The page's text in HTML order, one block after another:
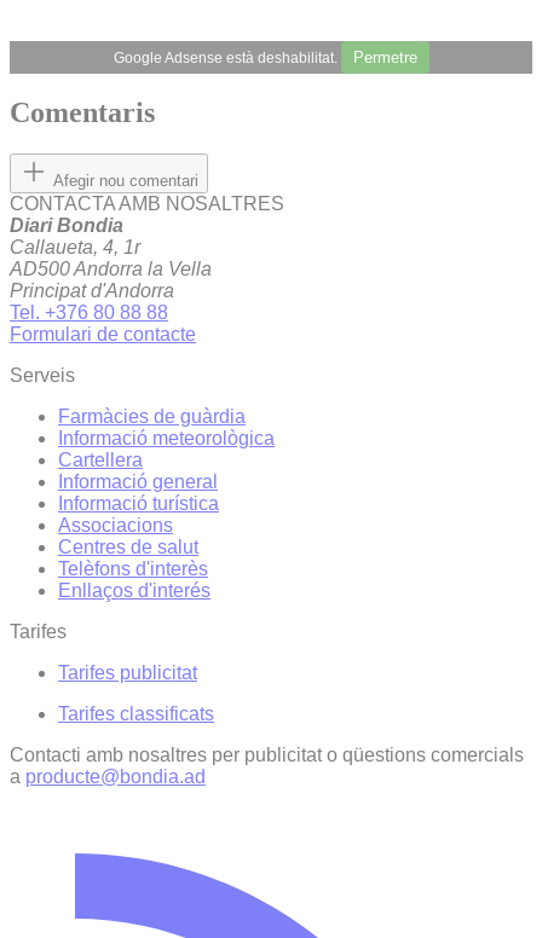
Google Adsense està deshabilitat. Permetre
Comentaris
Afegir nou comentari
CONTACTA AMB NOSALTRES
Diari Bondia
Callaueta, 4, 1r
AD500 Andorra la Vella
Principat d'Andorra
Tel. +376 80 88 88
Formulari de contacte
Serveis
Farmàcies de guàrdia
Informació meteorològica
Cartellera
Informació general
Informació turística
Associacions
Centres de salut
Telèfons d'interès
Enllaços d'interés
Tarifes
Tarifes publicitat
Tarifes classificats
Contacti amb nosaltres per publicitat o qüestions comercials
a producte@bondia.ad